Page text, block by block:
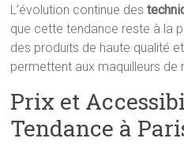
L’évolution continue des
que cette tendance reste à la
des produits de haute qualité
permettent aux maquilleurs
Prix et
Tendance à